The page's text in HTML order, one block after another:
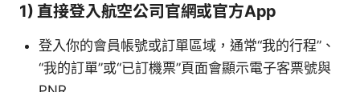
1) 直接登入航空公司官網或官方App
登入你的會員帳號或訂單區域，通常“我的行程”、
“我的訂單”或“已訂機票”頁面會顯示電子客票號與